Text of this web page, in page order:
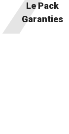
Le Pack
Garanties